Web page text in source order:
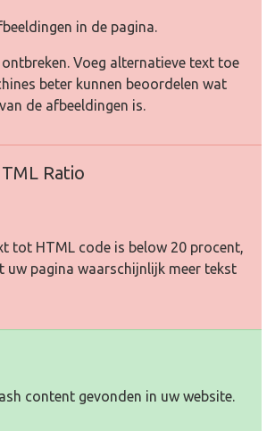
in de pagina.
Voeg alternatieve text toe
beter kunnen beoordelen wat
de afbeeldingen is.
Ratio
tot HTML code is below 20 procent,
uw pagina waarschijnlijk meer tekst
content gevonden in uw website.